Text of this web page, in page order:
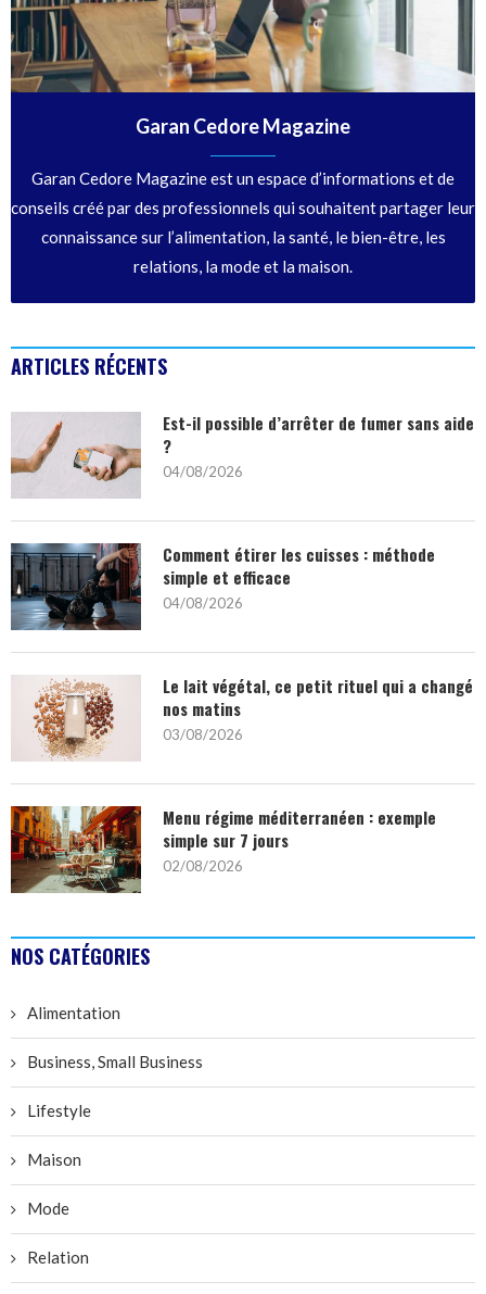
Garan Cedore Magazine
Garan Cedore Magazine est un espace d’informations et de
conseils créé par des professionnels qui souhaitent partager leur
connaissance sur l’alimentation, la santé, le bien-être, les
relations, la mode et la maison.
ARTICLES RÉCENTS
Est-il possible d’arrêter de fumer sans aide
?
04/08/2026
Comment étirer les cuisses : méthode
simple et efficace
04/08/2026
Le lait végétal, ce petit rituel qui a changé
nos matins
03/08/2026
Menu régime méditerranéen : exemple
simple sur 7 jours
02/08/2026
NOS CATÉGORIES
Alimentation
Business, Small Business
Lifestyle
Maison
Mode
Relation